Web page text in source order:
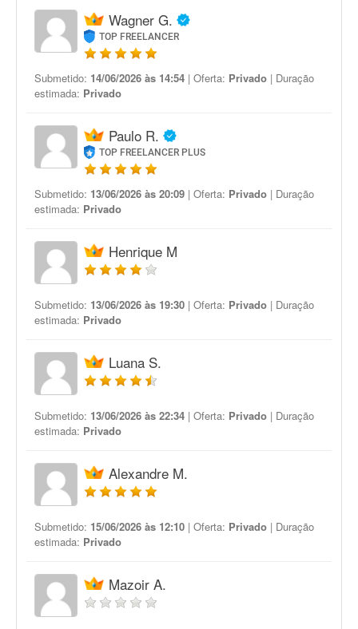
Wagner G.
TOP FREELANCER
Submetido: 14/06/2026 às 14:54 | Oferta: Privado | Duração
estimada: Privado
Paulo R.
TOP FREELANCER PLUS
Submetido: 13/06/2026 às 20:09 | Oferta: Privado | Duração
estimada: Privado
Henrique M
Submetido: 13/06/2026 às 19:30 | Oferta: Privado | Duração
estimada: Privado
Luana S.
Submetido: 13/06/2026 às 22:34 | Oferta: Privado | Duração
estimada: Privado
Alexandre M.
Submetido: 15/06/2026 às 12:10 | Oferta: Privado | Duração
estimada: Privado
Mazoir A.